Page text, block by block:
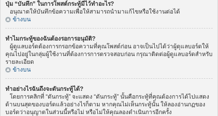
ปุ่ม “บันทึก” ในการโพสต์กระทู้มีไว้ทำอะไร?
อนุณาตให้บันทึกข้อความเพื่อให้สามารถนำมาแก้ไขหรือใช้งานต่อได้
ข้างบน
ทำไมกระทู้ของฉันต้องรอการอนุมัติ?
ผู้ดูแลบอร์ดต้องการกรอกข้อความที่คุณโพสต์ก่อน อาจเป็นไปได้ว่าผู้ดุแลบอร์ดให้
คุณไปอยู่ในกลุ่มผู้ใช้งานที่ต้องการการตรวจสอบก่อน กรุณาติดต่อผู้ดูแลบอร์ดสำหรับ
รายละเอียด
ข้างบน
ทำอย่างไรฉันถึงจะดันกระทู้ได้?
โดยการคลิกที่ “ดันกระทู้” จะแสดง “ดันกระทู้” นั้นคือกระทู้ที่คุณต้องการได้ไปแสดง
ด้านบนสุดของบอร์ดแล้วอย่างไรก็ตาม หากคุณไม่เห็นกระทู้นั้น ให้ลองอ่านกฏของ
บอร์ดว่าอนุญาตในส่วนนี้หรือไม่ หรือไม่ให้คุณลองดำเนินการอีกครั้ง